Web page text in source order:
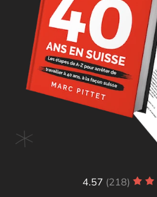
4.57 (218)